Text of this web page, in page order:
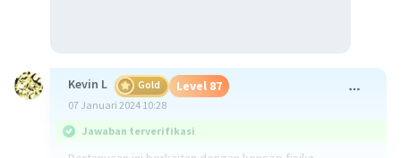
Kevin L Gold Level 87
07 Januari 2024 10:28
Jawaban terverifikasi